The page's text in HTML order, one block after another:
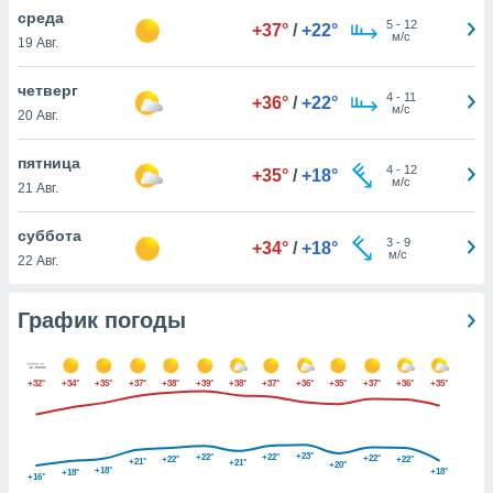
вы
установки
веб-
или
как
среда
19 Авг.
+37° / +22° 5- 12
м/с
четверг
20 Авг.
+36° / +22° 4- 11
м/с
пятница
21 Авг.
+35° / +18° 4- 12
м/с
суббота
22 Авг.
+34° / +18° 3- 9
м/с
График погоды
+32° +34° +35° +37° +38° +39° +38° +37° +36° +35° +37° +36° +35°
+16° +18° +18°
+21° +22° +22°
+21°
+22°
+23°
+20°
+22°
+22°
+18°